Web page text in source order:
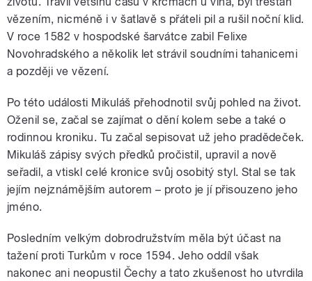
vězením, nicméně i v šatlavě s přáteli pil a rušil noční klid.
V roce 1582 v hospodské šarvátce zabil Felixe
Novohradského a několik let strávil soudními tahanicemi
a později ve vězení.
Po této události Mikuláš přehodnotil svůj pohled na život.
Oženil se, začal se zajímat o dění kolem sebe a také o
rodinnou kroniku. Tu začal sepisovat už jeho pradědeček.
Mikuláš zápisy svých předků pročistil, upravil a nově
seřadil, a vtiskl celé kronice svůj osobitý styl. Stal se tak
jejím nejznámějším autorem – proto je jí přisouzeno jeho
jméno.
Posledním velkým dobrodružstvím měla být účast na
tažení proti Turkům v roce 1594. Jeho oddíl však
nakonec ani neopustil Čechy a tato zkušenost ho utvrdila